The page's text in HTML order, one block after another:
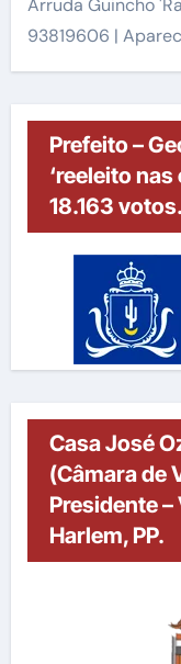
Arruda Guincho
93819606 |
Prefeito –
‘reeleito nas
18.163 votos.
Casa José
(Câmara de
Presidente
Harlem, PP.